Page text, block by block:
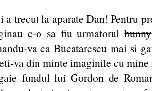
a trecut la aparate Dan! Pentru
c-o sa fiu urmatorulbunny
va ca Bucatarescu mai si
va din minte imaginile cu
fundul lui Gordon de